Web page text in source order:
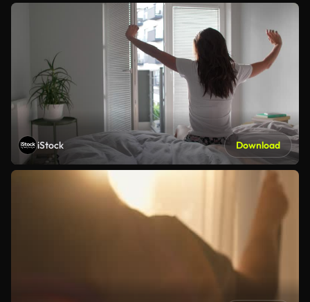
iStock Download